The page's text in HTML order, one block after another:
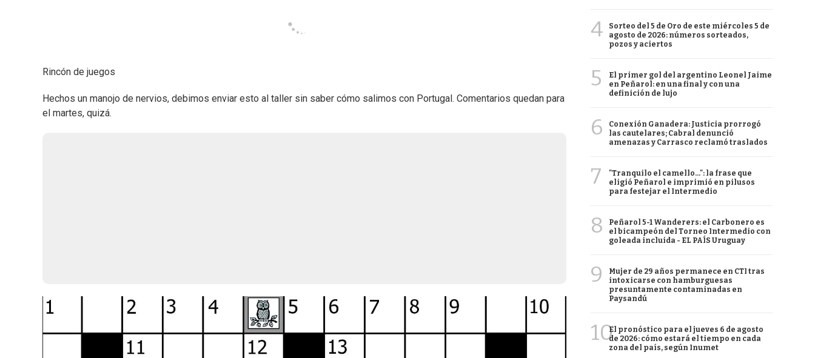
Rincón de juegos
Hechos un manojo de nervios, debimos enviar esto al taller sin saber cómo salimos con Portugal. Comentarios quedan para
el martes, quizá.
4
Sorteo del 5 de Oro de este miércoles 5 de
agosto de 2026: números sorteados,
pozos y aciertos
5
El primer gol del argentino Leonel Jaime
en Peñarol: en una final y con una
definición de lujo
6
Conexión Ganadera: Justicia prorrogó
las cautelares; Cabral denunció
amenazas y Carrasco reclamó traslados
7
"Tranquilo el camello...": la frase que
eligió Peñarol e imprimió en pilusos
para festejar el Intermedio
8
Peñarol 5-1 Wanderers: el Carbonero es
el bicampeón del Torneo Intermedio con
goleada incluida - EL PAÍS Uruguay
9
Mujer de 29 años permanece en CTI tras
intoxicarse con hamburguesas
presuntamente contaminadas en
Paysandú
10El pronóstico para el jueves 6 de agosto
de 2026: cómo estará el tiempo en cada
zona del país, según Inumet